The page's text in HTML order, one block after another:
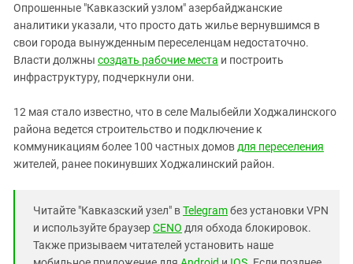
Опрошенные "Кавказский узлом" азербайджанские
аналитики указали, что просто дать жилье вернувшимся в
свои города вынужденным переселенцам недостаточно.
Власти должны создать рабочие места и построить
инфраструктуру, подчеркнули они.
12 мая стало известно, что в селе Малыбейли Ходжалинского
района ведется строительство и подключение к
коммуникациям более 100 частных домов для переселения
жителей, ранее покинувших Ходжалинский район.
Читайте "Кавказский узел" вTelegramбез установки VPN
и используйте браузерCENO для обхода блокировок.
Также призываем читателей установить наше